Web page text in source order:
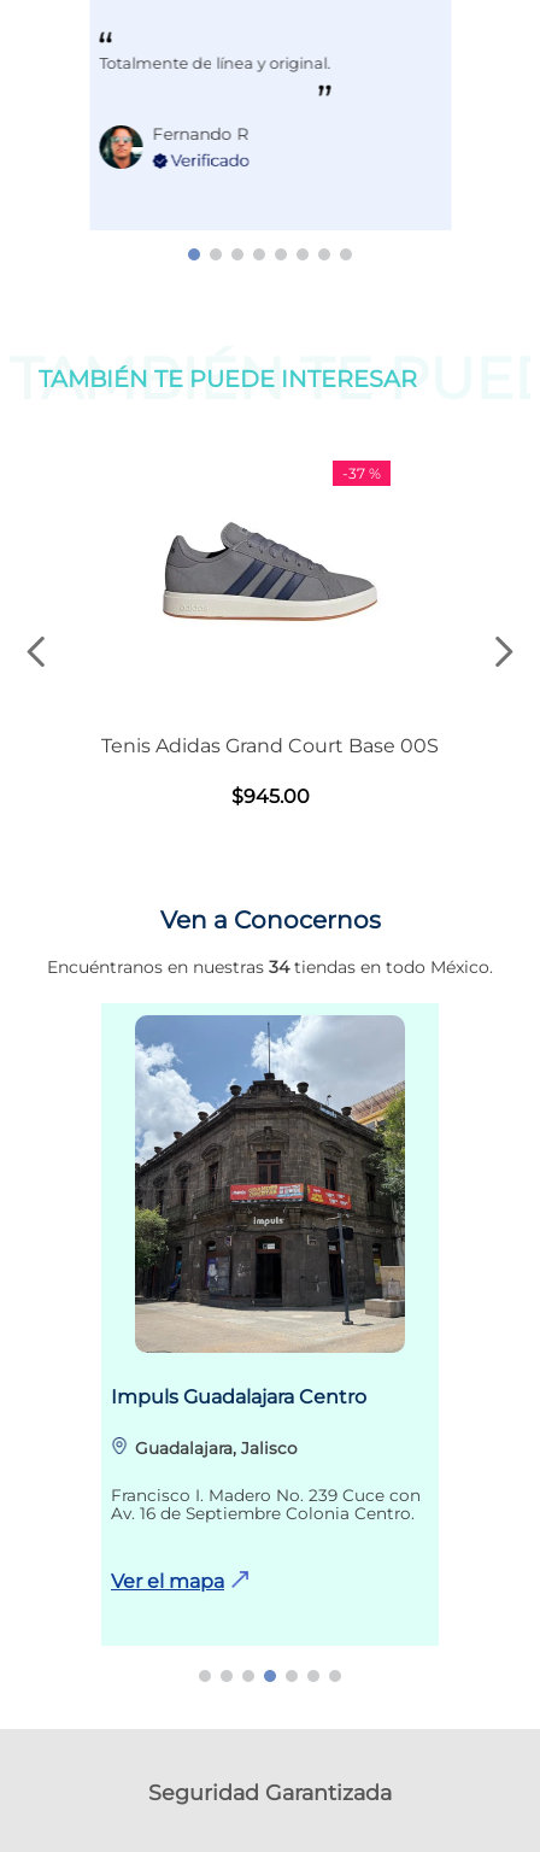
Totalmente de línea y original.
Fernando R
TAMBIÉN TE
TAMBIÉN TE PUEDE INTERESAR
-37 %
Tenis Adidas Grand Court Base 00S
$945.00
Ven a Conocernos
Encuéntranos en nuestras 34tiendas en todo México.
Impuls Guadalajara Centro
Guadalajara, Jalisco
Francisco I. Madero No. 239 Cuce con
Av. 16 de Septiembre Colonia Centro.
Ver el mapa
Seguridad Garantizada